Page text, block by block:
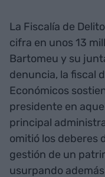
La Fiscalía de
cifra en unos 13
Bartomeu y su
denuncia, la fiscal
Económicos
presidente en
principal
omitió los deberes
gestión de un
usurpando